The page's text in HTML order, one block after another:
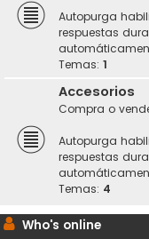
Autopurga
respuestas
Temas: 1
Accesorios
Compra o
Autopurga
respuestas
Temas: 4
Who's online